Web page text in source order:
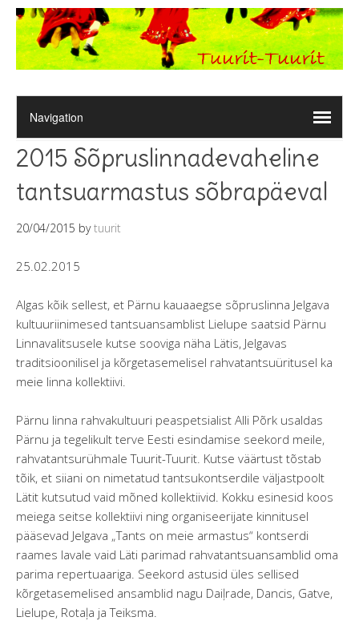
2015 Sõpruslinnadevaheline
tantsuarmastus sõbrapäeval
20/04/2015 bytuurit
25.02.2015
Algas kõik sellest, et Pärnu kauaaegse sõpruslinna Jelgava
kultuuriinimesed tantsuansamblist Lielupe saatsid Pärnu
Linnavalitsusele kutse sooviga näha Lätis, Jelgavas
traditsioonilisel ja kõrgetasemelisel rahvatantsuüritusel ka
meie linna kollektiivi.
Pärnu linna rahvakultuuri peaspetsialist Alli Põrk usaldas
Pärnu ja tegelikult terve Eesti esindamise seekord meile,
rahvatantsurühmale Tuurit-Tuurit. Kutse väärtust tõstab
tõik, et siiani on nimetatud tantsukontserdile väljastpoolt
Lätit kutsutud vaid mõned kollektiivid. Kokku esinesid koos
meiega seitse kollektiivi ning organiseerijate kinnitusel
pääsevad Jelgava „Tants on meie armastus“ kontserdi
raames lavale vaid Läti parimad rahvatantsuansamblid oma
parima repertuaariga. Seekord astusid üles sellised
kõrgetasemelised ansamblid nagu Daiļrade, Dancis, Gatve,
Lielupe, Rotaļa ja Teiksma.